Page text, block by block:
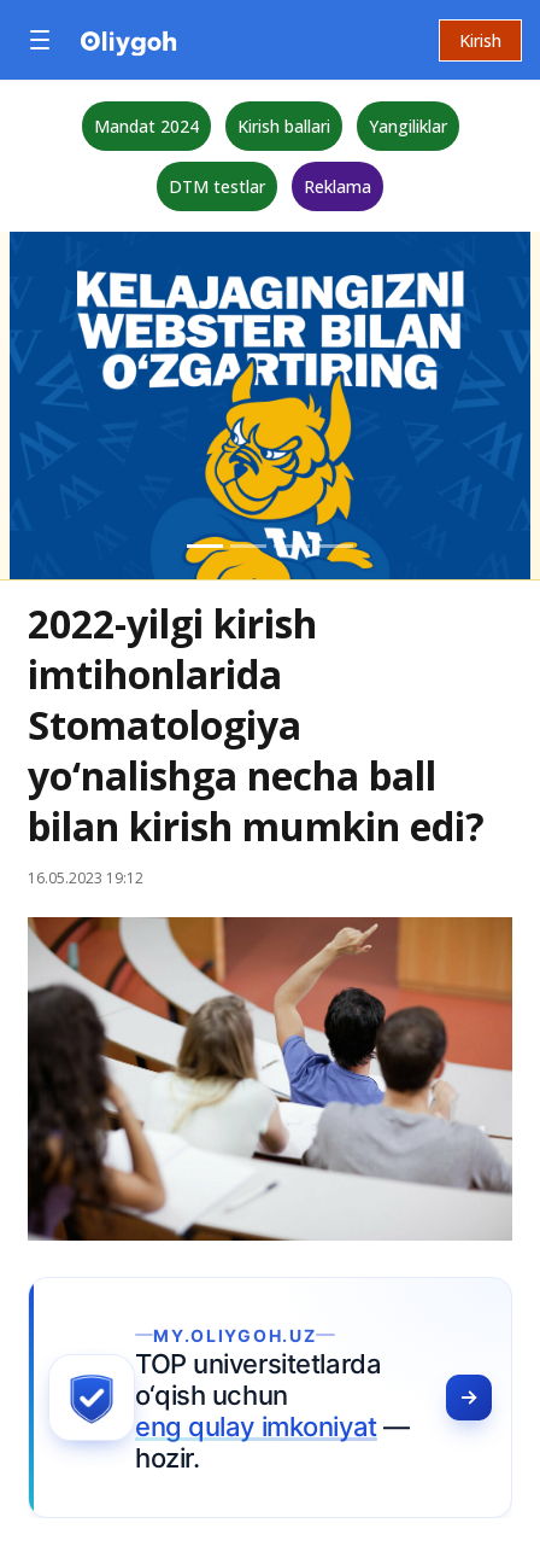
Kirish
Mandat 2024 Kirish ballari Yangiliklar
DTM testlar Reklama
2022-yilgi kirish
imtihonlarida
Stomatologiya
yo‘nalishga necha ball
bilan kirish mumkin edi?
16.05.2023 19:12
MY.OLIYGOH.UZ
TOP universitetlarda
o‘qish uchun
eng qulay imkoniyat—
hozir.